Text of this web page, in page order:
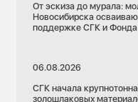
От эскиза до мурала:
Новосибирска
поддержке СГК и
06.08.2026
СГК начала
золошлаковых